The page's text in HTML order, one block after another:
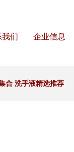
我们 企业信息
合 洗手液精选推荐